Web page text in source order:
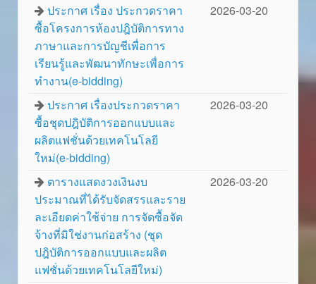
ประกาศ เรื่อง ประกวดราคา
ซื้อโครงการห้องปฎิบัติการทาง
ภาษาและการบัญชีเพื่อการ
เรียนรู้และพัฒนาทักษะเพื่อการ
ทำงาน(e-bidding)
2026-03-20
ประกาศ เรื่องประกวดราคา
ซื้อชุดปฎิบัติการออกแบบและ
ผลิตแฟชั่นด้วยเทคโนโลยี
ใหม่(e-bidding)
2026-03-20
ตารางแสดงวงเงินงบ
ประมาณที่ได้รับจัดสรรและราย
ละเอียดค่าใช้จ่าย การจัดซื้อจัด
จ้างที่มิใช่งานก่อสร้าง (ชุด
ปฎิบัติการออกแบบและผลิต
แฟชั่นด้วยเทคโนโลยีใหม่)
2026-03-20